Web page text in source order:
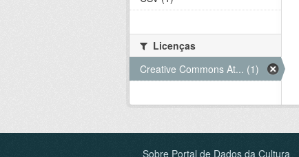
Licenças
Creative Commons At... (1)
Sobre Portal de Dados da Cultura